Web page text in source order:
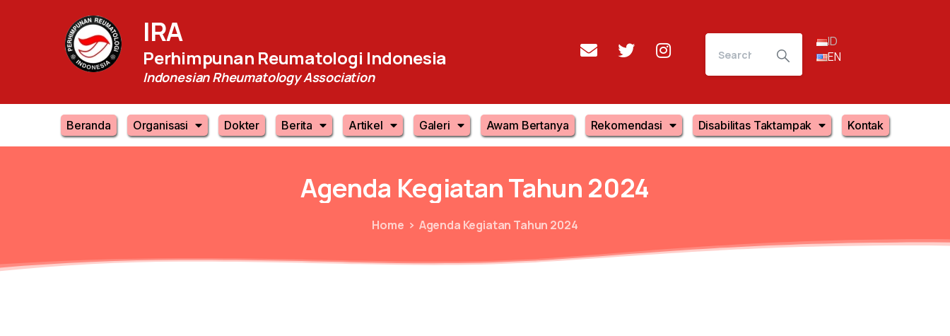
IRA
Perhimpunan Reumatologi Indonesia
Indonesian Rheumatology Association
ID
EN
Beranda Organisasi Dokter Berita Artikel Galeri Awam Bertanya Rekomendasi Disabilitas Taktampak Kontak
Agenda KegiatanTahun 2024
Home Agenda Kegiatan Tahun 2024